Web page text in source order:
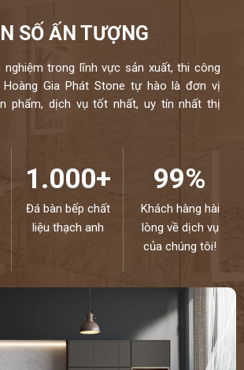
SỐ ẤN TƯỢNG
nghiệm trong lĩnh vực sản xuất, thi công
Hoàng Gia Phát Stone tự hào là đơn vị
phẩm, dịch vụ tốt nhất, uy tín nhất thị
1.000+
Đá bàn bếp chất
liệu thạch anh
99%
Khách hàng hài
lòng về dịch vụ
của chúng tôi!